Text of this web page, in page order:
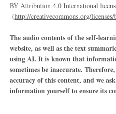
BY Attribution 4.0 International
(http://creativecommons.org/
The audio contents of the self-
website, as well as the text
using AI. It is known that
sometimes be inaccurate.
accuracy of this content, and we
information yourself to ensure its